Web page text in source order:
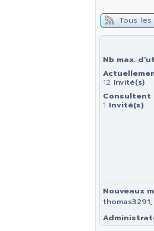
Tous les
Nb max.
12 Invité(s)
1 Invité(s)
Nouveaux